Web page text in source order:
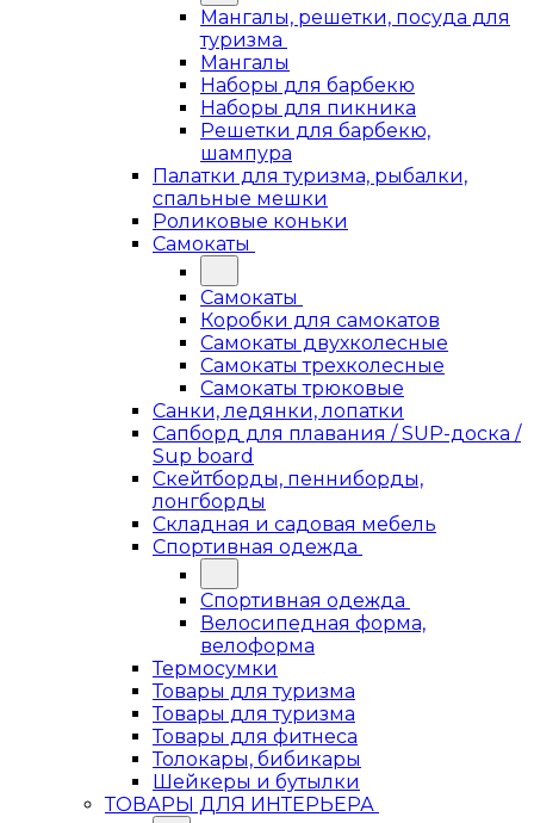
Мангалы, решетки, посуда для
туризма
Мангалы
Наборы для барбекю
Наборы для пикника
Решетки для барбекю,
шампура
Палатки для туризма, рыбалки,
спальные мешки
Роликовые коньки
Самокаты
Самокаты
Коробки для самокатов
Самокаты двухколесные
Самокаты трехколесные
Самокаты трюковые
Санки, ледянки, лопатки
Сапборд для плавания / SUP-доска /
Sup board
Скейтборды, пенниборды,
лонгборды
Складная и садовая мебель
Спортивная одежда
Спортивная одежда
Велосипедная форма,
велоформа
Термосумки
Товары для туризма
Товары для туризма
Товары для фитнеса
Толокары, бибикары
Шейкеры и бутылки
ТОВАРЫ ДЛЯ ИНТЕРЬЕРА